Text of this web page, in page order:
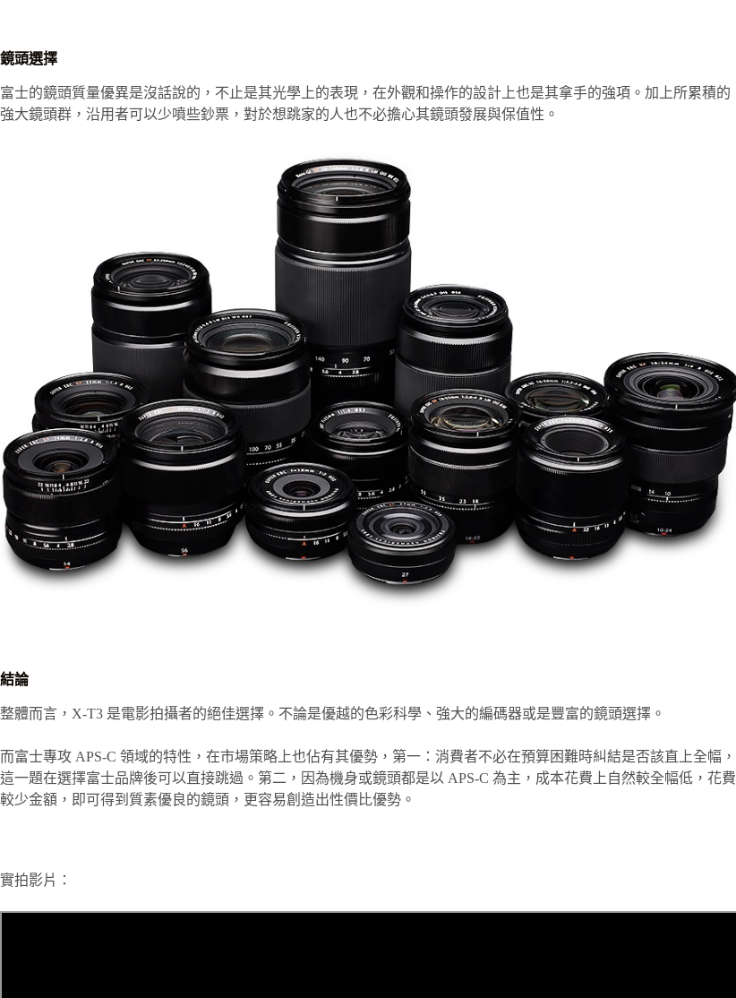
鏡頭選擇
富士的鏡頭質量優異是沒話說的，不止是其光學上的表現，在外觀和操作的設計上也是其拿手的強項。加上所累積的
強大鏡頭群，沿用者可以少噴些鈔票，對於想跳家的人也不必擔心其鏡頭發展與保值性。
結論
整體而言，X-T3 是電影拍攝者的絕佳選擇。不論是優越的色彩科學、強大的編碼器或是豐富的鏡頭選擇。
而富士專攻 APS-C 領域的特性，在市場策略上也佔有其優勢，第一：消費者不必在預算困難時糾結是否該直上全幅，
這一題在選擇富士品牌後可以直接跳過。第二，因為機身或鏡頭都是以 APS-C 為主，成本花費上自然較全幅低，花費
較少金額，即可得到質素優良的鏡頭，更容易創造出性價比優勢。
實拍影片：